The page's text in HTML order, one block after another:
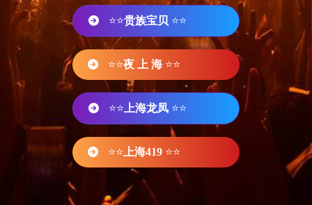
⭐⭐贵族宝贝 ⭐⭐
⭐⭐夜 上 海 ⭐⭐
⭐⭐ 上海龙凤 ⭐⭐
⭐⭐ 上海419 ⭐⭐